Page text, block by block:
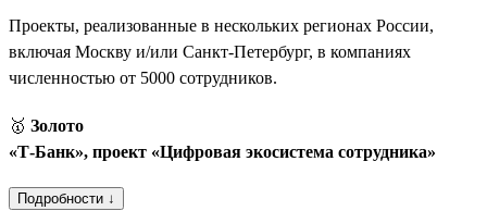
Проекты, реализованные в нескольких регионах России,
включая Москву и/или Санкт-Петербург, в компаниях
численностью от 5000 сотрудников.
🥇 Золото
«Т‑Банк», проект «Цифровая экосистема сотрудника»
Подробности ↓